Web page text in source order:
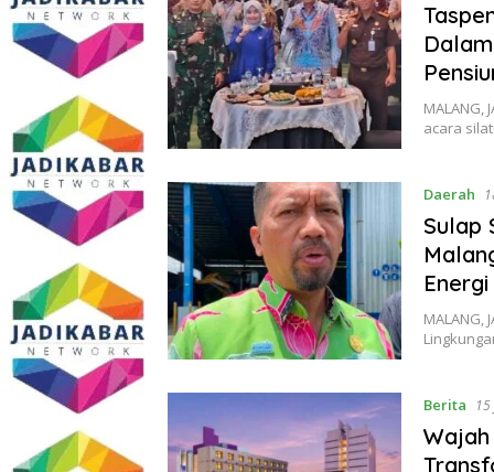
MALANG,
acara
Daerah
Sulap
MALANG,
Berita